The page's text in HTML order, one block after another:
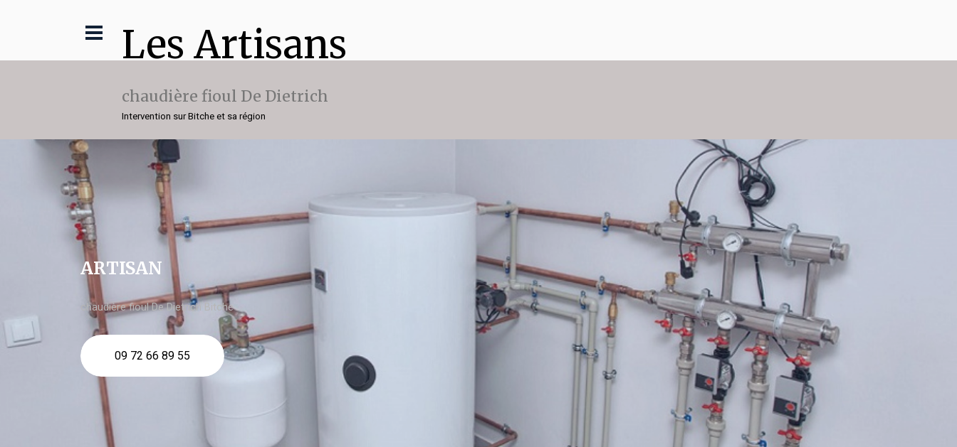
Les Artisans
chaudière fioul De Dietrich
Intervention sur Bitche et sa région
ARTISAN
chaudière fioul De Dietrich Bitche
09 72 66 89 55